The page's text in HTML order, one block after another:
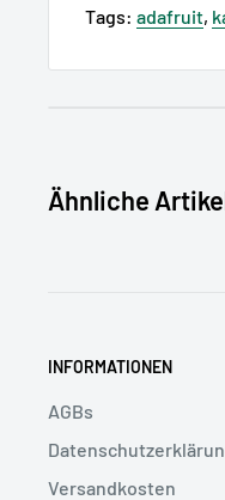
Tags: adafruit,
Ähnliche
INFORMATIONEN
AGBs
Versandkosten